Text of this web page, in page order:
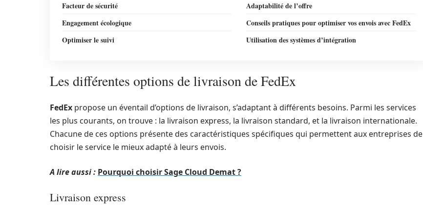
Facteur de sécurité
Adaptabilité de l’offre
Engagement écologique
Conseils pratiques pour optimiser vos envois avec FedEx
Optimiser le suivi
Utilisation des systèmes d’intégration
Les différentes options de livraison de FedEx
FedEx propose un éventail d’options de livraison, s’adaptant à différents besoins. Parmi les services
les plus courants, on trouve : la livraison express, la livraison standard, et la livraison internationale.
Chacune de ces options présente des caractéristiques spécifiques qui permettent aux entreprises de
choisir le service le mieux adapté à leurs envois.
A lire aussi : Pourquoi choisir Sage Cloud Demat ?
Livraison express